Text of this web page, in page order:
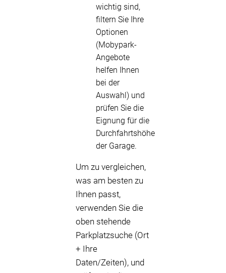
wichtig sind,
filtern Sie Ihre
Optionen
(Mobypark-
Angebote
helfen Ihnen
bei der
Auswahl) und
prüfen Sie die
Eignung für die
Durchfahrtshöhe
der Garage.
Um zu vergleichen,
was am besten zu
Ihnen passt,
verwenden Sie die
oben stehende
Parkplatzsuche (Ort
+ Ihre
Daten/Zeiten), und